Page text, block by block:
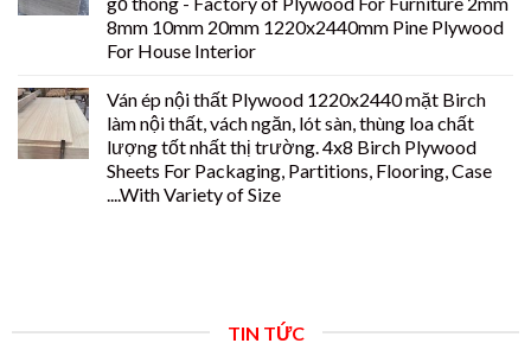
8mm 10mm 20mm 1220x2440mm Pine Plywood
For House Interior
Ván ép nội thất Plywood 1220x2440 mặt Birch
làm nội thất, vách ngăn, lót sàn, thùng loa chất
lượng tốt nhất thị trường. 4x8 Birch Plywood
Sheets For Packaging, Partitions, Flooring, Case
....With Variety of Size
TIN TỨC